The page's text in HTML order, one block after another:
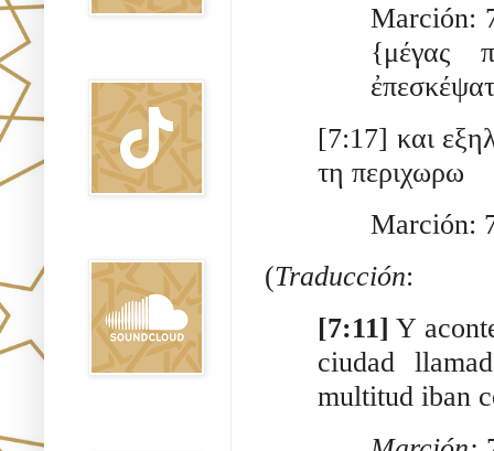
Marción:
{μέγας
[7:17] και
τη περιχωρω
Marción:
(Traducción:
[7:11] Y
ciudad
multitud iban